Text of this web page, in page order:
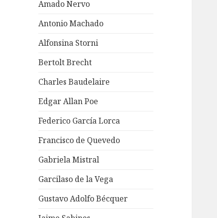
Amado Nervo
Antonio Machado
Alfonsina Storni
Bertolt Brecht
Charles Baudelaire
Edgar Allan Poe
Federico García Lorca
Francisco de Quevedo
Gabriela Mistral
Garcilaso de la Vega
Gustavo Adolfo Bécquer